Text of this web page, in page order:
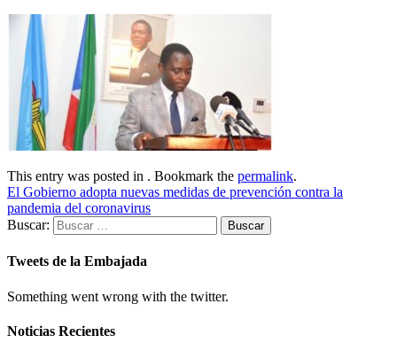
This entry was posted in . Bookmark the permalink.
El Gobierno adopta nuevas medidas de prevención contra la
pandemia del coronavirus
Buscar:
Tweets de la Embajada
Something went wrong with the twitter.
Noticias Recientes